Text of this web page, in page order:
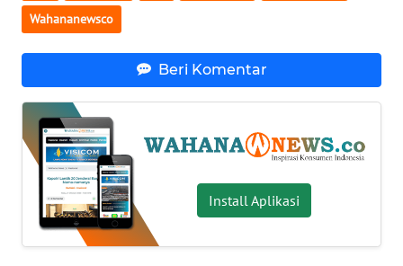
Wahananewsco
Beri Komentar
Install Aplikasi
WN
NTB
WN
SULTENG
WN
SULBAR